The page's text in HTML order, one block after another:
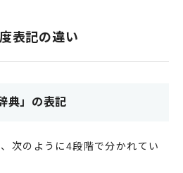
表記の違い
典」の表記
次のように4段階で分かれてい